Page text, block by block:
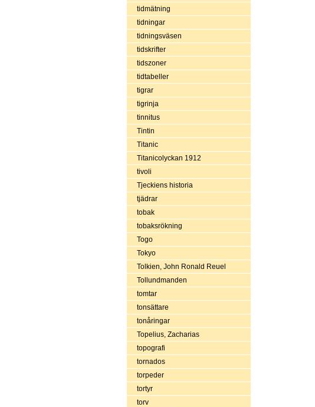
tidmätning
tidningar
tidningsväsen
tidskrifter
tidszoner
tidtabeller
tigrar
tigrinja
tinnitus
Tintin
Titanic
Titanicolyckan 1912
tivoli
Tjeckiens historia
tjädrar
tobak
tobaksrökning
Togo
Tokyo
Tolkien, John Ronald Reuel
Tollundmanden
tomtar
tonsättare
tonåringar
Topelius, Zacharias
topografi
tornados
torpeder
tortyr
torv